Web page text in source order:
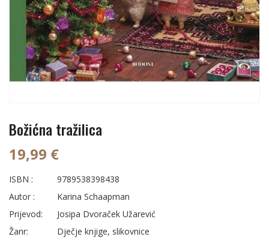
Božićna tražilica
19,99 €
ISBN :
9789538398438
Autor :
Karina Schaapman
Prijevod:
Josipa Dvoraček Užarević
Žanr:
Dječje knjige, slikovnice